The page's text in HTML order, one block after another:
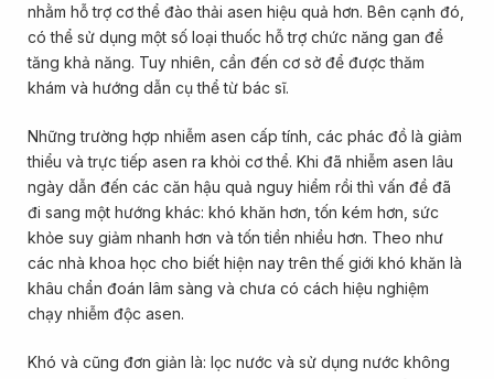
nhằm hỗ trợ cơ thể đào thải asen hiệu quả hơn. Bên cạnh đó,
có thể sử dụng một số loại thuốc hỗ trợ chức năng gan để
tăng khả năng. Tuy nhiên, cần đến cơ sở để được thăm
khám và hướng dẫn cụ thể từ bác sĩ.
Những trường hợp nhiễm asen cấp tính, các phác đồ là giảm
thiểu và trực tiếp asen ra khỏi cơ thể. Khi đã nhiễm asen lâu
ngày dẫn đến các căn hậu quả nguy hiểm rồi thì vấn đề đã
đi sang một hướng khác: khó khăn hơn, tốn kém hơn, sức
khỏe suy giảm nhanh hơn và tốn tiền nhiều hơn. Theo như
các nhà khoa học cho biết hiện nay trên thế giới khó khăn là
khâu chẩn đoán lâm sàng và chưa có cách hiệu nghiệm
chạy nhiễm độc asen.
Khó và cũng đơn giản là: lọc nước và sử dụng nước không